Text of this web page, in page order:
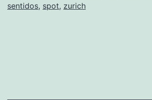
sentidos, spot, zurich